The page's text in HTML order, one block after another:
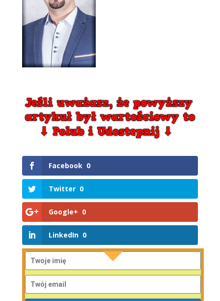
Facebook 0
Twitter 0
Google+ 0
LinkedIn 0